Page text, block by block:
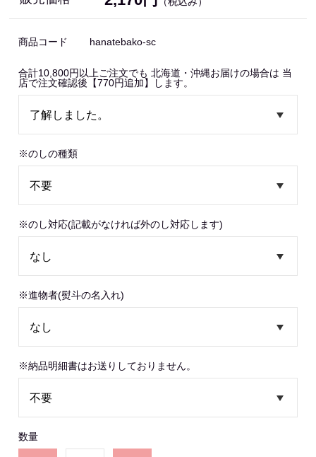
商品コード hanatebako-sc
合計10,800円以上ご注文でも 北海道・沖縄お届けの場合は 当
店で注文確認後【770円追加】します。
※のしの種類
※のし対応(記載がなければ外のし対応します)
※進物者(熨斗の名入れ)
※納品明細書はお送りしておりません。
数量